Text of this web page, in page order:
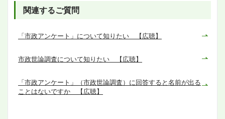
関連するご質問
「市政アンケート」について知りたい 【広聴】
市政世論調査について知りたい 【広聴】
「市政アンケート」（市政世論調査）に回答すると名前が出る
ことはないですか 【広聴】